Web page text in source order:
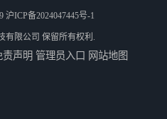
沪ICP备2024047445号-1
有限公司 保留所有权利.
责声明 管理员入口 网站地图